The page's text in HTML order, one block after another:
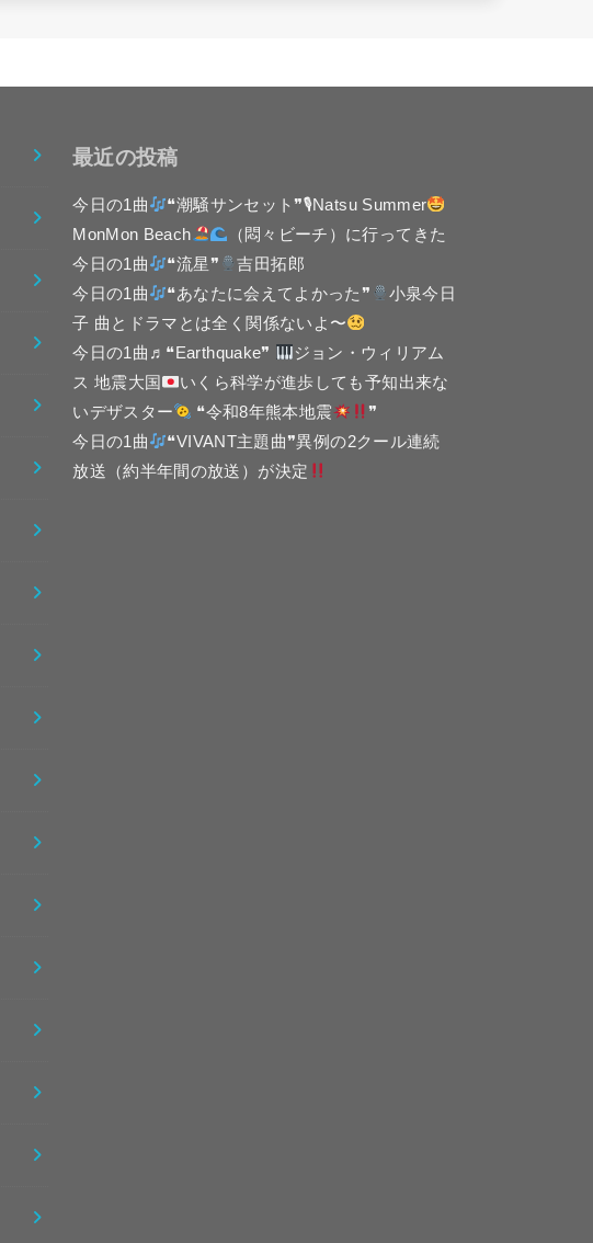
最近の投稿
今日の1曲
❝潮騒サンセット❞🎙Natsu Summer
MonMon Beach
（悶々ビーチ）に行ってきた
今日の1曲
❝流星❞
吉田拓郎
今日の1曲
❝あなたに会えてよかった❞
小泉今日
子 曲とドラマとは全く関係ないよ〜
今日の1曲♬❝Earthquake❞
ジョン・ウィリアム
ス 地震大国
いくら科学が進歩しても予知出来な
いデザスター
❝令和8年熊本地震
❞
今日の1曲
❝VIVANT主題曲❞異例の2クール連続
放送（約半年間の放送）が決定